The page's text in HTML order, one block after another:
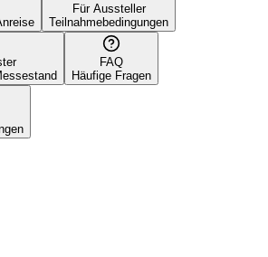
Für Aussteller
Teilnahmebedingungen
FAQ
Häufige Fragen